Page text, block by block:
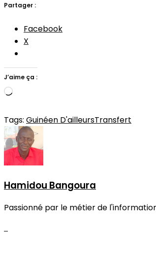
Partager :
Facebook
X
J’aime ça :
Chargement…
Tags: Guinéen D'ailleursTransfert
Hamidou Bangoura
Passionné par le métier de